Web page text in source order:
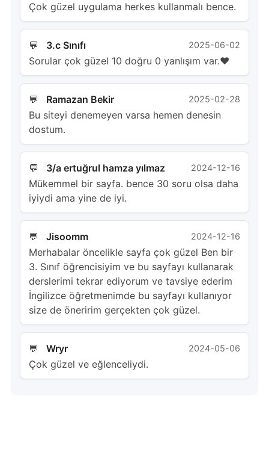
Çok güzel uygulama herkes kullanmalı bence.
3.c Sınıfı 2025-06-02
Sorular çok güzel 10 doğru 0 yanlışım var.❤️
Ramazan Bekir 2025-02-28
Bu siteyi denemeyen varsa hemen denesin
dostum.
3/a ertuğrul hamza yılmaz 2024-12-16
Mükemmel bir sayfa. bence 30 soru olsa daha
iyiydi ama yine de iyi.
Jisoomm 2024-12-16
Merhabalar öncelikle sayfa çok güzel Ben bir
3. Sınıf öğrencisiyim ve bu sayfayı kullanarak
derslerimi tekrar ediyorum ve tavsiye ederim
İngilizce öğretmenimde bu sayfayı kullanıyor
size de öneririm gerçekten çok güzel.
Wryr 2024-05-06
Çok güzel ve eğlenceliydi.